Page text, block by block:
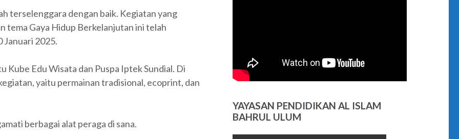
terselenggara dengan baik. Kegiatan yang
tema Gaya Hidup Berkelanjutan ini telah
Januari 2025.
Kube Edu Wisata dan Puspa Iptek Sundial. Di
yaitu permainan tradisional, ecoprint, dan
berbagai alat peraga di sana.
YAYASAN PENDIDIKAN AL ISLAM
BAHRUL ULUM